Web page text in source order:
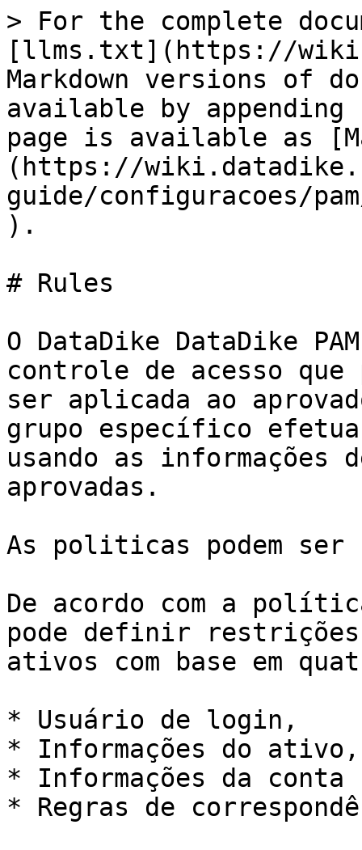
> For the complete
[llms.txt](https://
Markdown versions of
available by
page is available as
(https://
guide/configuracoes/
).
# Rules
O DataDike DataDike
controle de acesso
ser aplicada ao
grupo específico
usando as informações
aprovadas.
As politicas podem ser
De acordo com a
pode definir restrições
ativos com base em
* Usuário de login,
* Informações do ativo,
* Informações da conta
* Regras de